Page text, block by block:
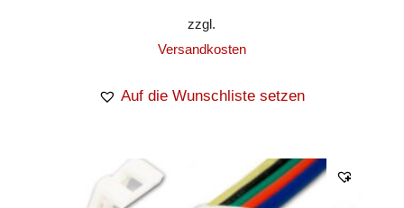
zzgl.
Versandkosten
Auf die Wunschliste setzen